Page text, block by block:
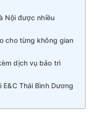
Nội được nhiều
cho từng không gian
dịch vụ bảo trì
Thái Bình Dương